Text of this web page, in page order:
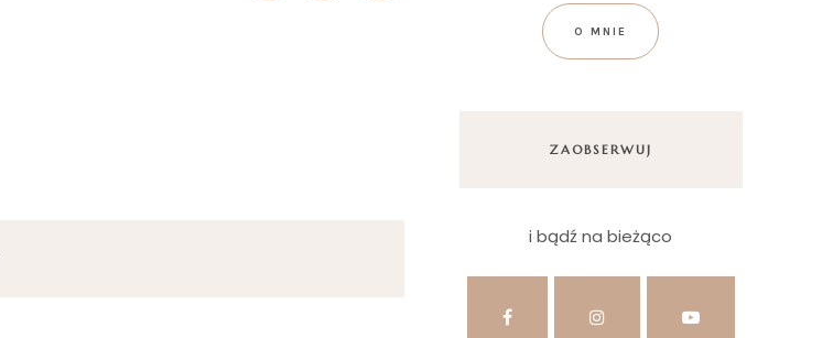
O MNIE
ZAOBSERWUJ
i bądź na bieżąco